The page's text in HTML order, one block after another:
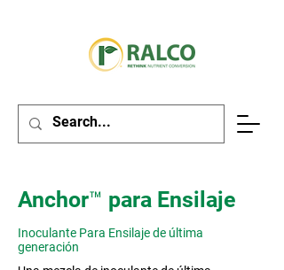
Anchor™ para Ensilaje
Inoculante Para Ensilaje de última
generación